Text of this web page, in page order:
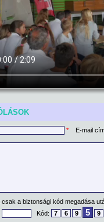
* E-mail
a biztonsági kód megadása
Kód: 7 6 9 5 9